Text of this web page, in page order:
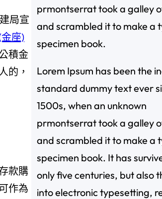
局宣
座)
積金
的，
款購
作為
prmontserrat took a galley
and scrambled it to make a
specimen book.
Lorem Ipsum has been the
standard dummy text ever
1500s, when an unknown
prmontserrat took a galley
and scrambled it to make a
specimen book. It has
only five centuries, but also
into electronic typesetting,